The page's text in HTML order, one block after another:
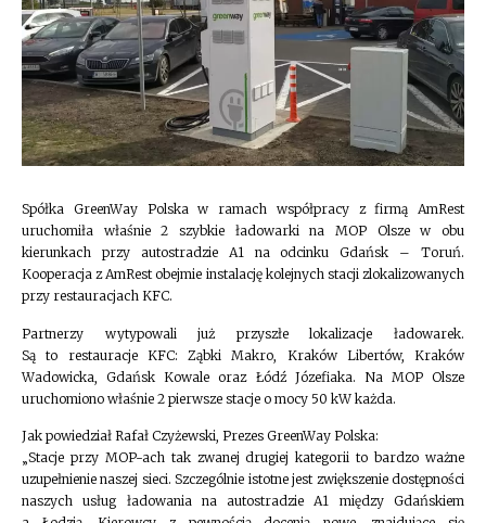
Spółka GreenWay Polska w ramach współpracy z firmą AmRest
uruchomiła właśnie 2 szybkie ładowarki na MOP Olsze w obu
kierunkach przy autostradzie A1 na odcinku Gdańsk – Toruń.
Kooperacja z AmRest obejmie instalację kolejnych stacji zlokalizowanych
przy restauracjach KFC.
Partnerzy wytypowali już przyszłe lokalizacje ładowarek.
Są to restauracje KFC: Ząbki Makro, Kraków Libertów, Kraków
Wadowicka, Gdańsk Kowale oraz Łódź Józefiaka. Na MOP Olsze
uruchomiono właśnie 2 pierwsze stacje o mocy 50 kW każda.
Jak powiedział Rafał Czyżewski, Prezes GreenWay Polska:
„Stacje przy MOP-ach tak zwanej drugiej kategorii to bardzo ważne
uzupełnienie naszej sieci. Szczególnie istotne jest zwiększenie dostępności
naszych usług ładowania na autostradzie A1 między Gdańskiem